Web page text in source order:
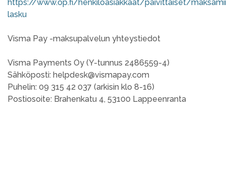
https://www.op.fi/henkiloasiakkaat/paivittaiset/
lasku
Visma Pay -maksupalvelun yhteystiedot
Visma Payments Oy (Y-tunnus 2486559-4)
Sähköposti: helpdesk@vismapay.com
Puhelin: 09 315 42 037 (arkisin klo 8-16)
Postiosoite: Brahenkatu 4, 53100 Lappeenranta